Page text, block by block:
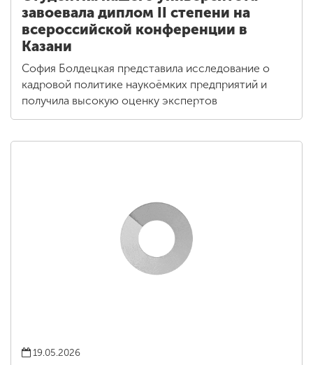
завоевала диплом II степени на
всероссийской конференции в
Казани
София Болдецкая представила исследование о
кадровой политике наукоёмких предприятий и
получила высокую оценку экспертов
19.05.2026